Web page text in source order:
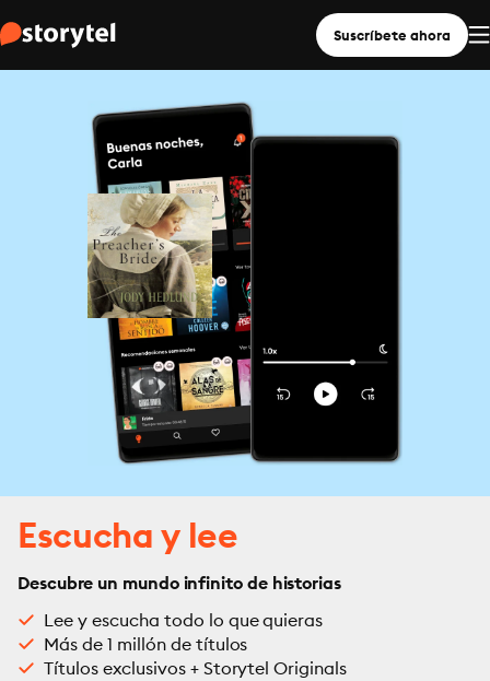
Suscríbete ahora
Escucha y lee
Descubre un mundo infinito de historias
Lee y escucha todo lo que quieras
Más de 1 millón de títulos
Títulos exclusivos + Storytel Originals